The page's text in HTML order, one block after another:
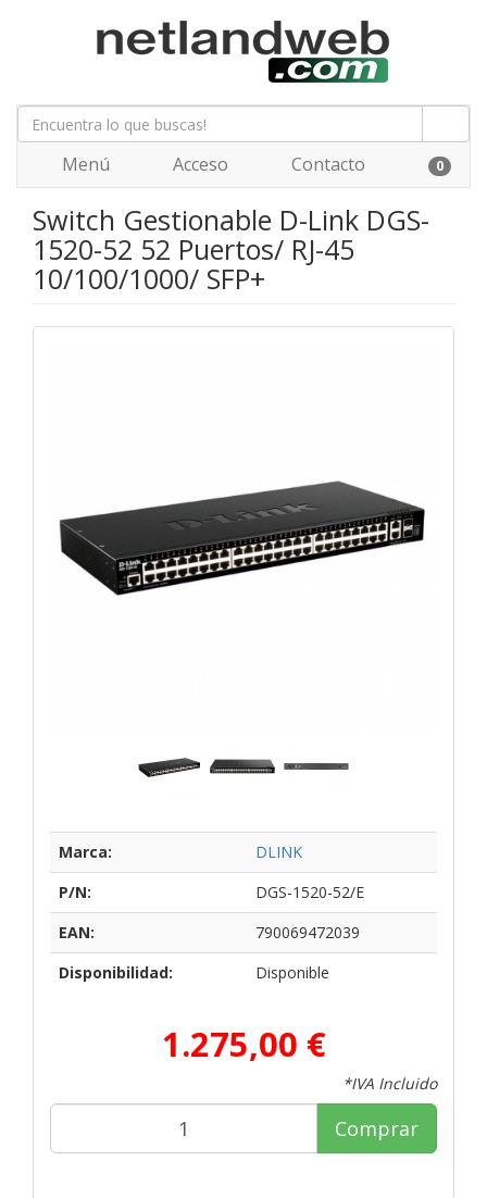
Menú Acceso Contacto 0
Switch Gestionable D-Link DGS-
1520-52 52 Puertos/ RJ-45
10/100/1000/ SFP+
Marca:
DLINK
P/N:
DGS-1520-52/E
EAN:
790069472039
Disponibilidad:
Disponible
1.275,00 €
*IVA Incluido
Comprar